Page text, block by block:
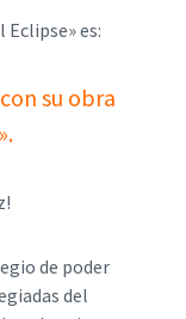
es:
con su obra
de poder
del